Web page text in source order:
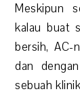
Meskipun
kalau buat
bersih, AC-
dan
sebuah